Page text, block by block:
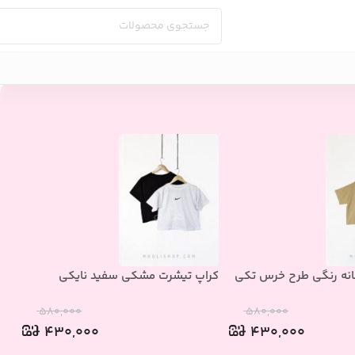
رنگی طرح خرس تکی
۵۸۰,۰۰۰
۴۳۰,۰۰۰
کراپ تیشرت مشکی سفید نایکی
۵۸۰,۰۰۰
۴۳۰,۰۰۰